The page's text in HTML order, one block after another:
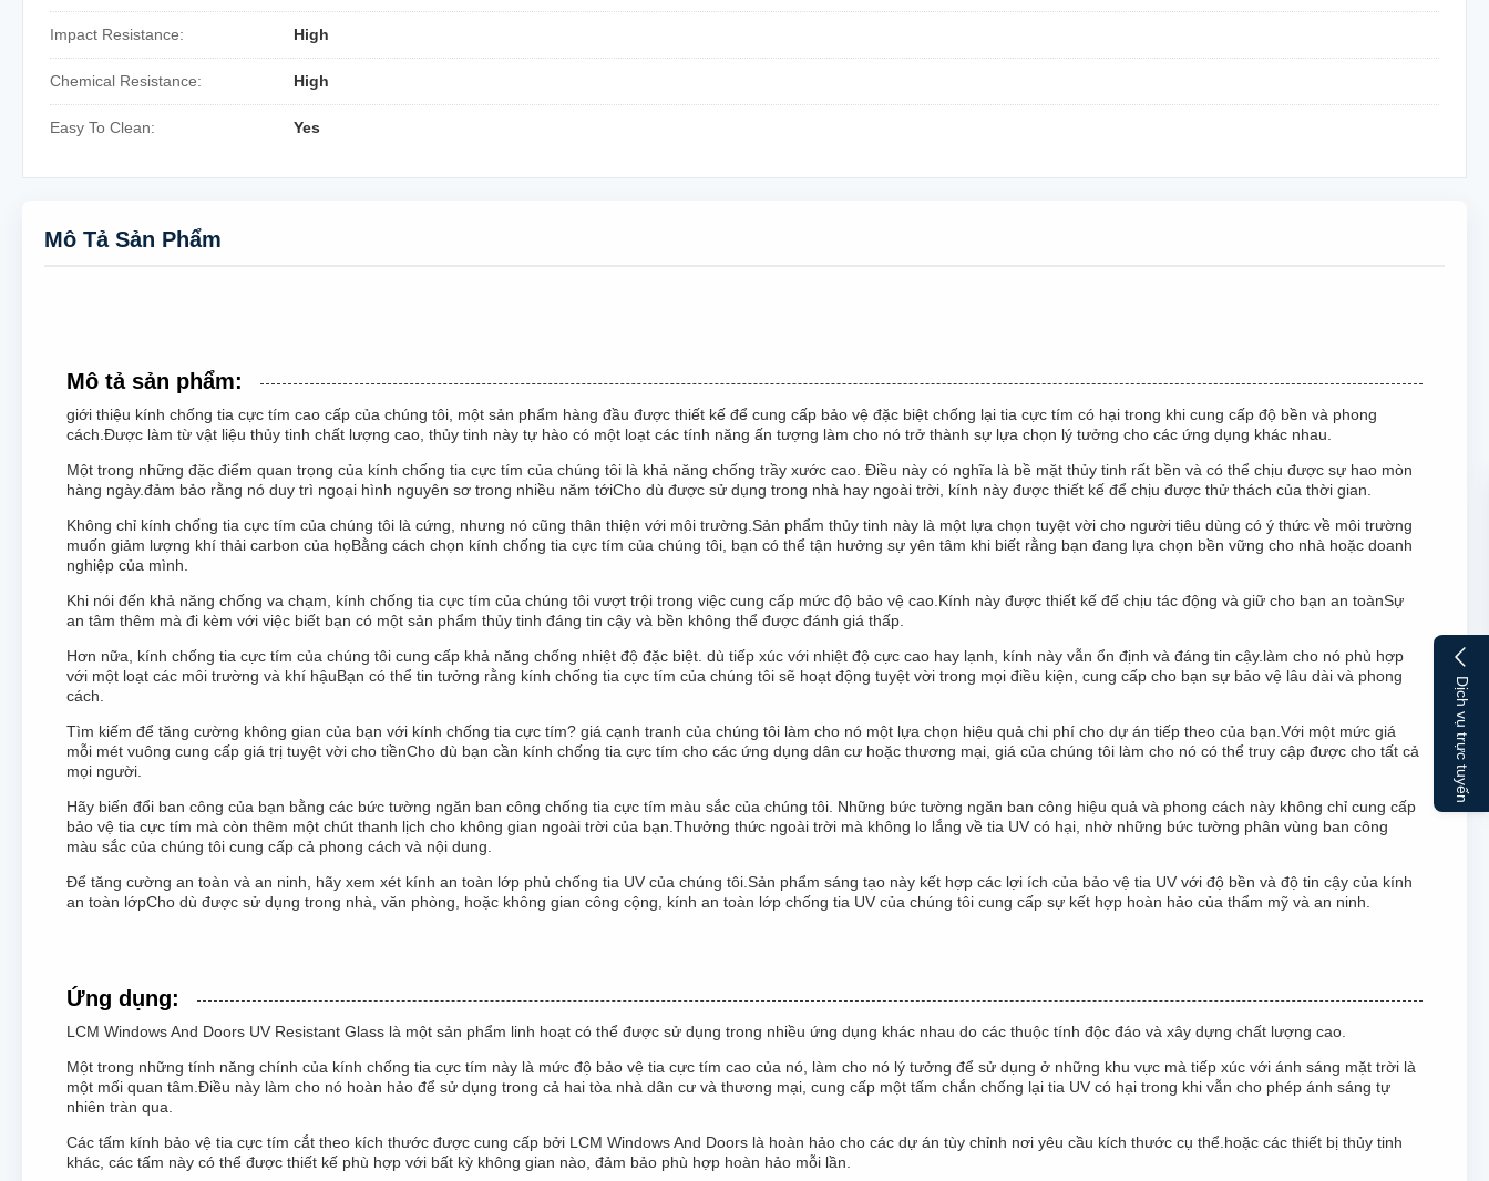
Dịch vụ trực tuyến
Impact Resistance: High
Chemical Resistance: High
Easy To Clean: Yes
Mô Tả Sản Phẩm
Mô tả sản phẩm:
giới thiệu kính chống tia cực tím cao cấp của chúng tôi, một sản phẩm hàng đầu được thiết kế để cung cấp bảo vệ đặc biệt chống lại tia cực tím có hại trong khi cung cấp độ bền và phong
cách.Được làm từ vật liệu thủy tinh chất lượng cao, thủy tinh này tự hào có một loạt các tính năng ấn tượng làm cho nó trở thành sự lựa chọn lý tưởng cho các ứng dụng khác nhau.
Một trong những đặc điểm quan trọng của kính chống tia cực tím của chúng tôi là khả năng chống trầy xước cao. Điều này có nghĩa là bề mặt thủy tinh rất bền và có thể chịu được sự hao mòn
hàng ngày.đảm bảo rằng nó duy trì ngoại hình nguyên sơ trong nhiều năm tớiCho dù được sử dụng trong nhà hay ngoài trời, kính này được thiết kế để chịu được thử thách của thời gian.
Không chỉ kính chống tia cực tím của chúng tôi là cứng, nhưng nó cũng thân thiện với môi trường.Sản phẩm thủy tinh này là một lựa chọn tuyệt vời cho người tiêu dùng có ý thức về môi trường
muốn giảm lượng khí thải carbon của họBằng cách chọn kính chống tia cực tím của chúng tôi, bạn có thể tận hưởng sự yên tâm khi biết rằng bạn đang lựa chọn bền vững cho nhà hoặc doanh
nghiệp của mình.
Khi nói đến khả năng chống va chạm, kính chống tia cực tím của chúng tôi vượt trội trong việc cung cấp mức độ bảo vệ cao.Kính này được thiết kế để chịu tác động và giữ cho bạn an toànSự
an tâm thêm mà đi kèm với việc biết bạn có một sản phẩm thủy tinh đáng tin cậy và bền không thể được đánh giá thấp.
Hơn nữa, kính chống tia cực tím của chúng tôi cung cấp khả năng chống nhiệt độ đặc biệt. dù tiếp xúc với nhiệt độ cực cao hay lạnh, kính này vẫn ổn định và đáng tin cậy.làm cho nó phù hợp
với một loạt các môi trường và khí hậuBạn có thể tin tưởng rằng kính chống tia cực tím của chúng tôi sẽ hoạt động tuyệt vời trong mọi điều kiện, cung cấp cho bạn sự bảo vệ lâu dài và phong
cách.
Tìm kiếm để tăng cường không gian của bạn với kính chống tia cực tím? giá cạnh tranh của chúng tôi làm cho nó một lựa chọn hiệu quả chi phí cho dự án tiếp theo của bạn.Với một mức giá
mỗi mét vuông cung cấp giá trị tuyệt vời cho tiềnCho dù bạn cần kính chống tia cực tím cho các ứng dụng dân cư hoặc thương mại, giá của chúng tôi làm cho nó có thể truy cập được cho tất cả
mọi người.
Hãy biến đổi ban công của bạn bằng các bức tường ngăn ban công chống tia cực tím màu sắc của chúng tôi. Những bức tường ngăn ban công hiệu quả và phong cách này không chỉ cung cấp
bảo vệ tia cực tím mà còn thêm một chút thanh lịch cho không gian ngoài trời của bạn.Thưởng thức ngoài trời mà không lo lắng về tia UV có hại, nhờ những bức tường phân vùng ban công
màu sắc của chúng tôi cung cấp cả phong cách và nội dung.
Để tăng cường an toàn và an ninh, hãy xem xét kính an toàn lớp phủ chống tia UV của chúng tôi.Sản phẩm sáng tạo này kết hợp các lợi ích của bảo vệ tia UV với độ bền và độ tin cậy của kính
an toàn lớpCho dù được sử dụng trong nhà, văn phòng, hoặc không gian công cộng, kính an toàn lớp chống tia UV của chúng tôi cung cấp sự kết hợp hoàn hảo của thẩm mỹ và an ninh.
Ứng dụng:
LCM Windows And Doors UV Resistant Glass là một sản phẩm linh hoạt có thể được sử dụng trong nhiều ứng dụng khác nhau do các thuộc tính độc đáo và xây dựng chất lượng cao.
Một trong những tính năng chính của kính chống tia cực tím này là mức độ bảo vệ tia cực tím cao của nó, làm cho nó lý tưởng để sử dụng ở những khu vực mà tiếp xúc với ánh sáng mặt trời là
một mối quan tâm.Điều này làm cho nó hoàn hảo để sử dụng trong cả hai tòa nhà dân cư và thương mại, cung cấp một tấm chắn chống lại tia UV có hại trong khi vẫn cho phép ánh sáng tự
nhiên tràn qua.
Các tấm kính bảo vệ tia cực tím cắt theo kích thước được cung cấp bởi LCM Windows And Doors là hoàn hảo cho các dự án tùy chỉnh nơi yêu cầu kích thước cụ thể.hoặc các thiết bị thủy tinh
khác, các tấm này có thể được thiết kế phù hợp với bất kỳ không gian nào, đảm bảo phù hợp hoàn hảo mỗi lần.